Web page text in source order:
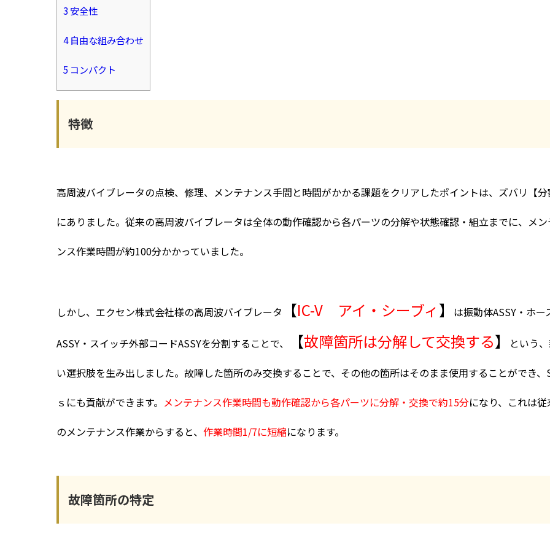
3 安全性
4自由な組み合わせ
5 コンパクト
特徴
高周波バイブレータの点検、修理、メンテナンス手間と時間がかかる課題をクリアしたポイントは、ズバリ【分
にありました。従来の高周波バイブレータは全体の動作確認から各パーツの分解や状態確認・組立までに、メン
ンス作業時間が約100分かかっていました。
しかし、エクセン株式会社様の高周波バイブレータ 【IC-V アイ・シーブィ】 は振動体ASSY・ホー
ASSY・スイッチ外部コードASSYを分割することで、 【故障箇所は分解して交換する】
という
い選択肢を生み出しました。故障した箇所のみ交換することで、その他の箇所はそのまま使用することができ、
ｓにも貢献ができます。 メンテナンス作業時間も動作確認から各パーツに分解・交換で約15分になり、これは従
のメンテナンス作業からすると、 作業時間1/7に短縮になります。
故障箇所の特定